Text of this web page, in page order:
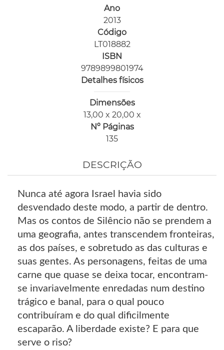
Ano
2013
Código
LT018882
ISBN
9789899801974
Detalhes físicos
Dimensões
13,00 x 20,00 x
Nº Páginas
135
DESCRIÇÃO
Nunca até agora Israel havia sido
desvendado deste modo, a partir de dentro.
Mas os contos de Silêncio não se prendem a
uma geografia, antes transcendem fronteiras,
as dos países, e sobretudo as das culturas e
suas gentes. As personagens, feitas de uma
carne que quase se deixa tocar, encontram-
se invariavelmente enredadas num destino
trágico e banal, para o qual pouco
contribuíram e do qual dificilmente
escaparão. A liberdade existe? E para que
serve o riso?